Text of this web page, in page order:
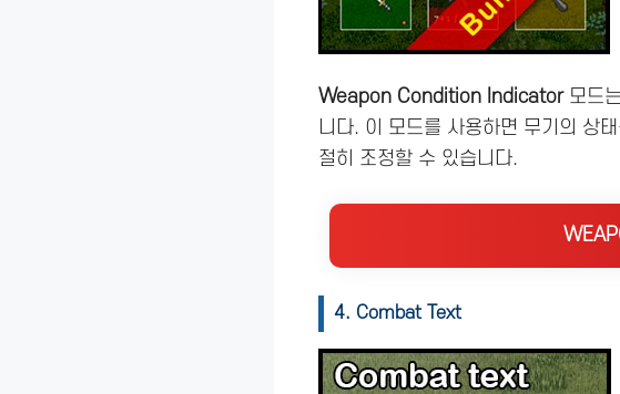
Weapon Condition Indicator모드
니다. 이 모드를 사용하면 무기의 상
절히 조정할 수 있습니다.
4. Combat Text